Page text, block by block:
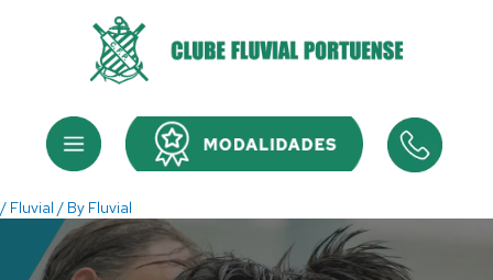
Menu Menu
/ Fluvial / By Fluvial